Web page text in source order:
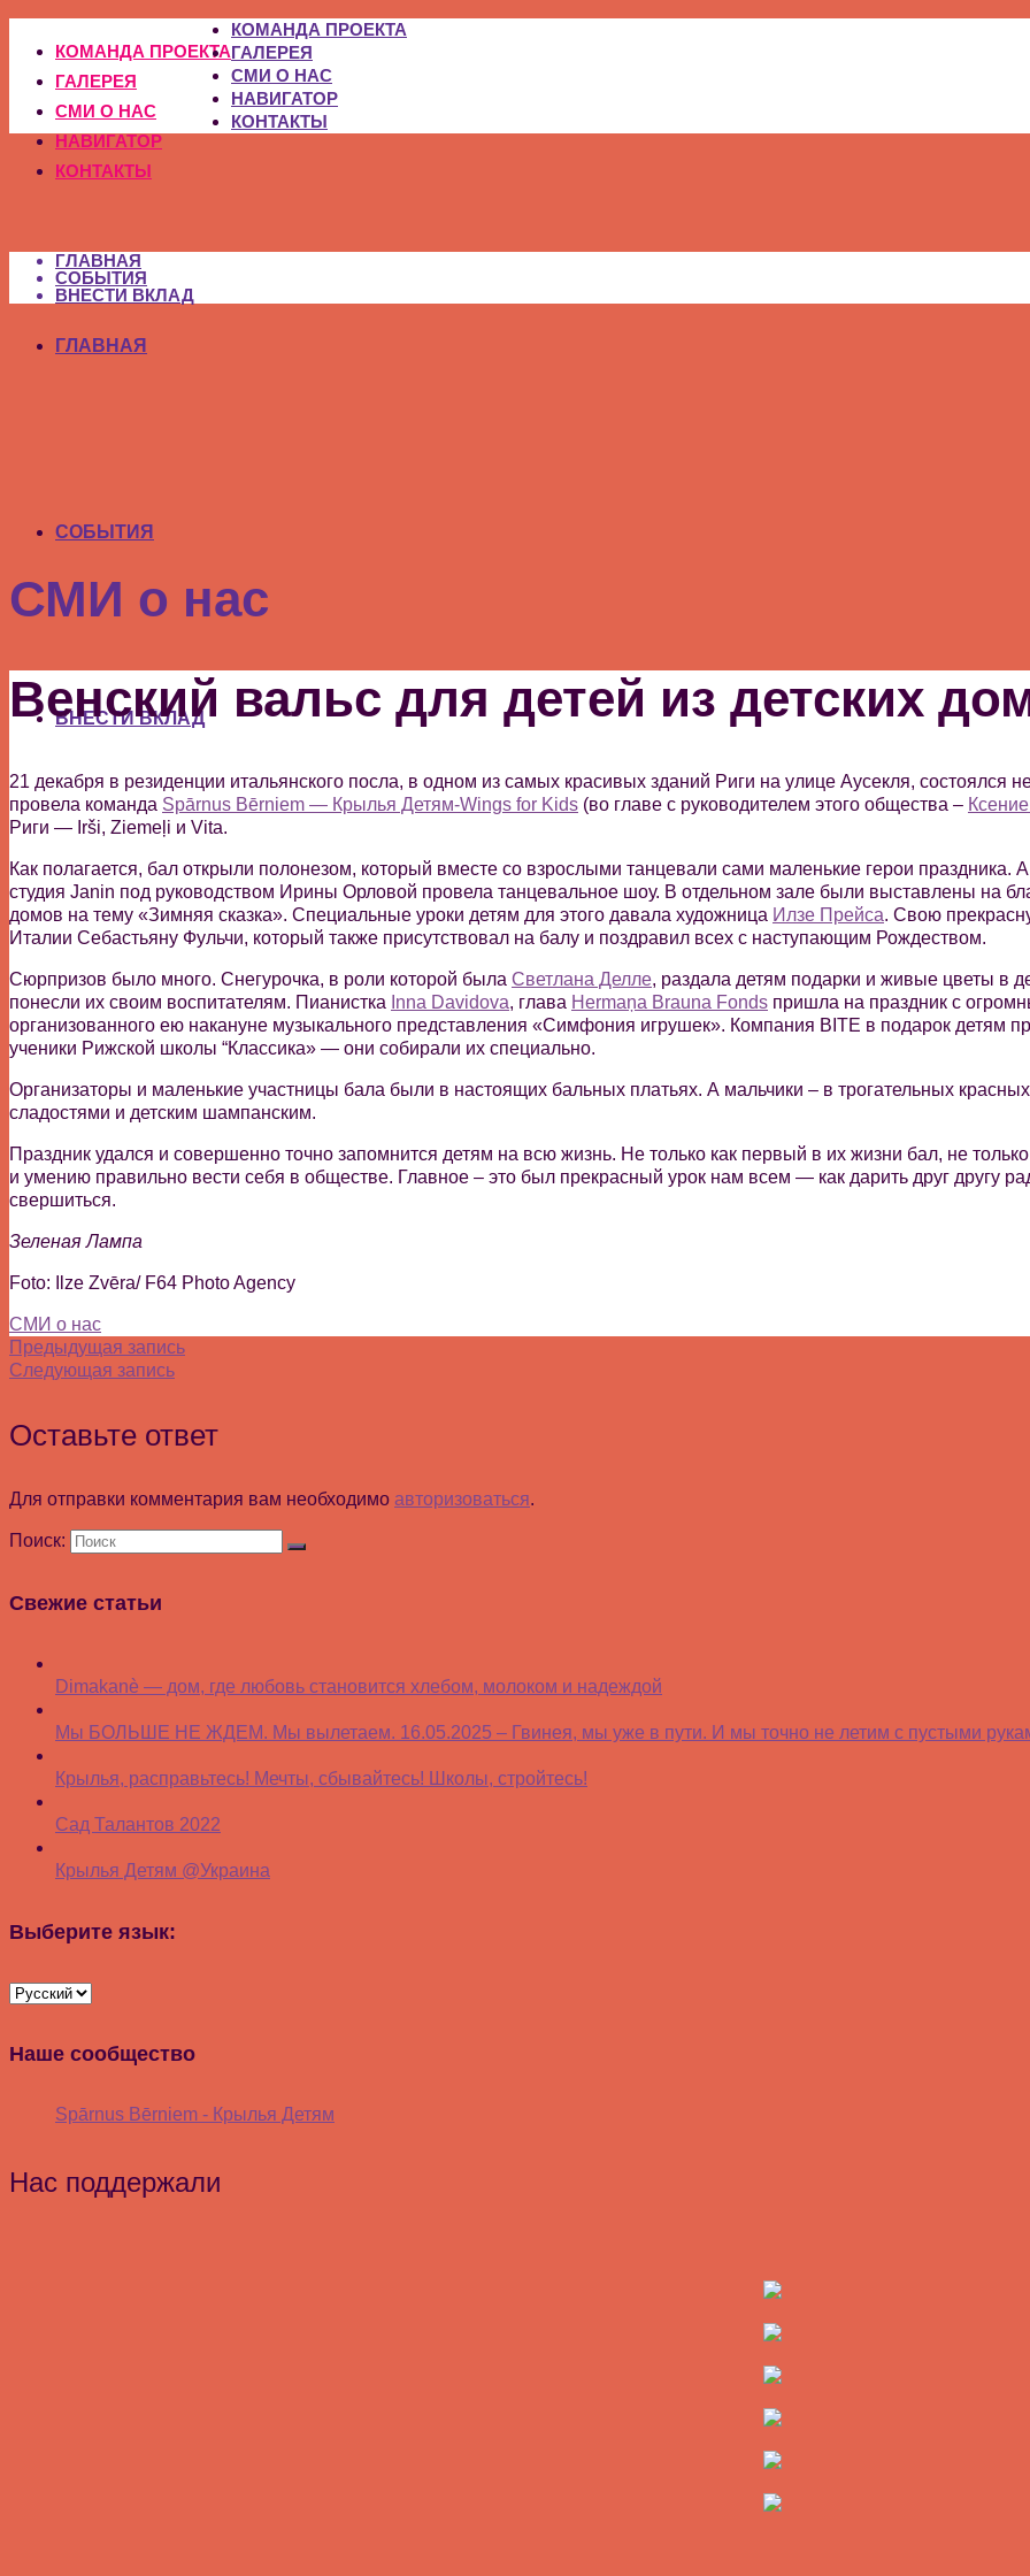
КОМАНДА ПРОЕКТА
ГАЛЕРЕЯ
СМИ О НАС
НАВИГАТОР
КОНТАКТЫ
КОМАНДА ПРОЕКТА
ГАЛЕРЕЯ
СМИ О НАС
НАВИГАТОР
КОНТАКТЫ
ГЛАВНАЯ
СОБЫТИЯ
ВНЕСТИ ВКЛАД
ГЛАВНАЯ
СОБЫТИЯ
ВНЕСТИ ВКЛАД
СМИ о нас
Венский вальс для детей из детских
21 декабря в резиденции итальянского посла, в одном из самых красивых зданий Риги на улице Аусекля, состоялся
провела команда Spārnus Bērniem — Крылья Детям-Wings for Kids (во главе с руководителем этого общества –
Риги — Irši, Ziemeļi и Vita.
Как полагается, бал открыли полонезом, который вместе со взрослыми танцевали сами маленькие герои праздника.
студия Janin под руководством Ирины Орловой провела танцевальное шоу. В отдельном зале были выставлены на
домов на тему «Зимняя сказка». Специальные уроки детям для этого давала художница Илзе Прейса. Свою
Италии Себастьяну Фульчи, который также присутствовал на балу и поздравил всех с наступающим Рождеством.
Сюрпризов было много. Снегурочка, в роли которой была Светлана Делле, раздала детям подарки и живые цветы в
понесли их своим воспитателям. Пианистка Inna Davidova, глава Hermaņa Brauna Fonds пришла на праздник с
организованного ею накануне музыкального представления «Симфония игрушек». Компания BITE в подарок детям
ученики Рижской школы “Классика» — они собирали их специально.
Организаторы и маленькие участницы бала были в настоящих бальных платьях. А мальчики – в трогательных
сладостями и детским шампанским.
Праздник удался и совершенно точно запомнится детям на всю жизнь. Не только как первый в их жизни бал, не
и умению правильно вести себя в обществе. Главное – это был прекрасный урок нам всем — как дарить друг другу
свершиться.
Зеленая Лампа
Foto: Ilze Zvēra/ F64 Photo Agency
СМИ о нас
Предыдущая запись
Следующая запись
Оставьте ответ
Для отправки комментария вам необходимо авторизоваться.
Поиск:
Свежие статьи
Dimakanè — дом, где любовь становится хлебом, молоком и надеждой
Мы БОЛЬШЕ НЕ ЖДЕМ. Мы вылетаем. 16.05.2025 – Гвинея, мы уже в пути. И мы точно не летим с пустыми
Крылья, расправьтесь! Мечты, сбывайтесь! Школы, стройтесь!
Сад Талантов 2022
Крылья Детям @Украина
Выберите язык:
Наше сообщество
Spārnus Bērniem - Крылья Детям
Нас поддержали